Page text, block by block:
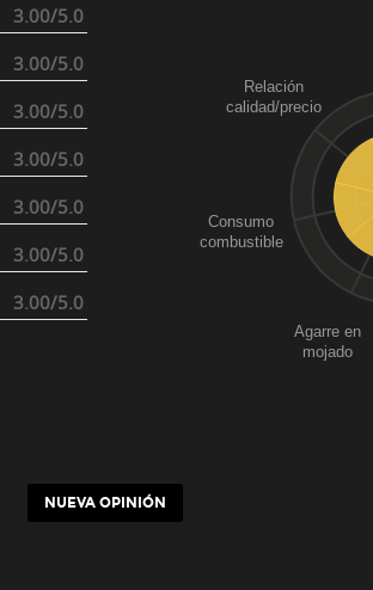
3.00/5.0
3.00/5.0
3.00/5.0
3.00/5.0
3.00/5.0
3.00/5.0
3.00/5.0
Agarre en
mojado
Consumo
combustible
Relación
calidad/precio
NUEVA OPINIÓN